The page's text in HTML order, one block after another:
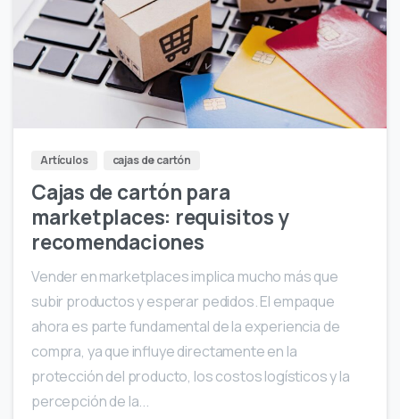
Artículos cajas de cartón
Cajas de cartón para
marketplaces: requisitos y
recomendaciones
Vender en marketplaces implica mucho más que
subir productos y esperar pedidos. El empaque
ahora es parte fundamental de la experiencia de
compra, ya que influye directamente en la
protección del producto, los costos logísticos y la
percepción de la...